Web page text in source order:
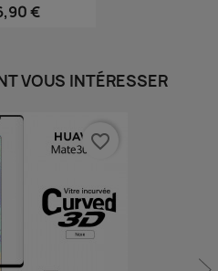
€
VOUS INTÉRESSER
favorite_border